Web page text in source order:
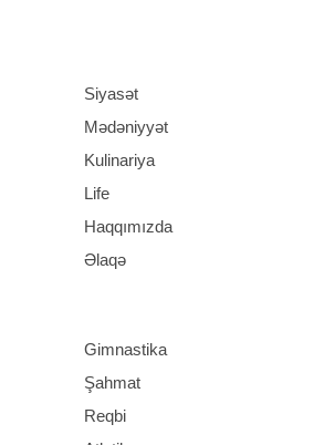
Siyasət
Mədəniyyət
Kulinariya
Life
Haqqımızda
Əlaqə
Gimnastika
Şahmat
Reqbi